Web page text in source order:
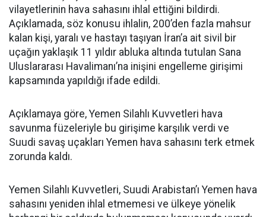
vilayetlerinin hava sahasını ihlal ettiğini bildirdi.
Açıklamada, söz konusu ihlalin, 200’den fazla mahsur
kalan kişi, yaralı ve hastayı taşıyan İran’a ait sivil bir
uçağın yaklaşık 11 yıldır abluka altında tutulan Sana
Uluslararası Havalimanı’na inişini engelleme girişimi
kapsamında yapıldığı ifade edildi.
Açıklamaya göre, Yemen Silahlı Kuvvetleri hava
savunma füzeleriyle bu girişime karşılık verdi ve
Suudi savaş uçakları Yemen hava sahasını terk etmek
zorunda kaldı.
Yemen Silahlı Kuvvetleri, Suudi Arabistan’ı Yemen hava
sahasını yeniden ihlal etmemesi ve ülkeye yönelik